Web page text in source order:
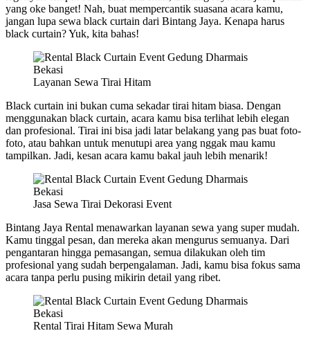
yang oke banget! Nah, buat mempercantik suasana acara kamu,
jangan lupa sewa black curtain dari Bintang Jaya. Kenapa harus
black curtain? Yuk, kita bahas!
Layanan Sewa Tirai Hitam
Black curtain ini bukan cuma sekadar tirai hitam biasa. Dengan
menggunakan black curtain, acara kamu bisa terlihat lebih elegan
dan profesional. Tirai ini bisa jadi latar belakang yang pas buat foto-
foto, atau bahkan untuk menutupi area yang nggak mau kamu
tampilkan. Jadi, kesan acara kamu bakal jauh lebih menarik!
Jasa Sewa Tirai Dekorasi Event
Bintang Jaya Rental menawarkan layanan sewa yang super mudah.
Kamu tinggal pesan, dan mereka akan mengurus semuanya. Dari
pengantaran hingga pemasangan, semua dilakukan oleh tim
profesional yang sudah berpengalaman. Jadi, kamu bisa fokus sama
acara tanpa perlu pusing mikirin detail yang ribet.
Rental Tirai Hitam Sewa Murah